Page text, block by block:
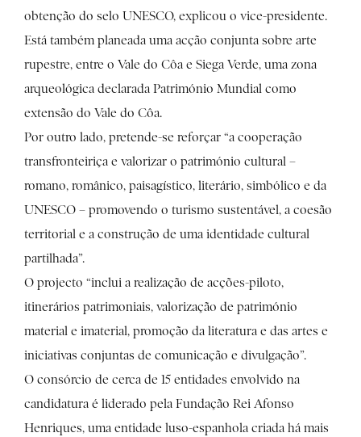
obtenção do selo UNESCO, explicou o vice-presidente.
Está também planeada uma acção conjunta sobre arte
rupestre, entre o Vale do Côa e Siega Verde, uma zona
arqueológica declarada Património Mundial como
extensão do Vale do Côa.
Por outro lado, pretende-se reforçar “a cooperação
transfronteiriça e valorizar o património cultural –
romano, românico, paisagístico, literário, simbólico e da
UNESCO – promovendo o turismo sustentável, a coesão
territorial e a construção de uma identidade cultural
partilhada”.
O projecto “inclui a realização de acções-piloto,
itinerários patrimoniais, valorização de património
material e imaterial, promoção da literatura e das artes e
iniciativas conjuntas de comunicação e divulgação”.
O consórcio de cerca de 15 entidades envolvido na
candidatura é liderado pela Fundação Rei Afonso
Henriques, uma entidade luso-espanhola criada há mais